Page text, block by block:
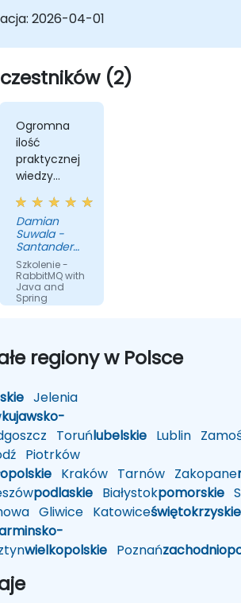
2026-04-01
(2)
Ogromna
ilość
praktycznej
wiedzy
przekazanej
również w
praktycznej
formie.
Podobało mi
się, że trener
jest
praktykiem
poszczególnych
było
okraszone
przykładami
z życia i
dobrymi
praktykami.
Widać, że
trener jest
pasjonatem
technologii
oraz lubi (i
potrafi)
przekazywać
Damian
Suwala -
Santander
Bank Polska
S.A.
Szkolenie -
RabbitMQ with
Java and
Spring
regiony w Polsce
Jelenia
kujawsko-
Toruńlubelskie Lublin
Piotrków
Kraków Tarnów Zakopane
podlaskie Białystokpomorskie
Gliwice Katowiceświętokrzyskie
wielkopolskie Poznań